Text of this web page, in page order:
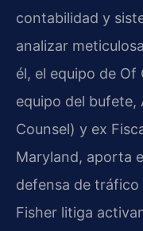
contabilidad y
analizar
él, el equipo de Of
equipo del bufete,
Counsel) y ex
Maryland, aporta
defensa de tráfico
Fisher litiga